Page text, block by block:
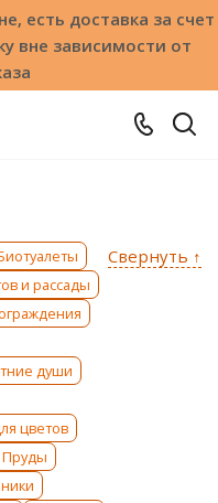
есть доставка за счет
вне зависимости от
Свернуть ↑
и рассады
души
цветов
Пруды